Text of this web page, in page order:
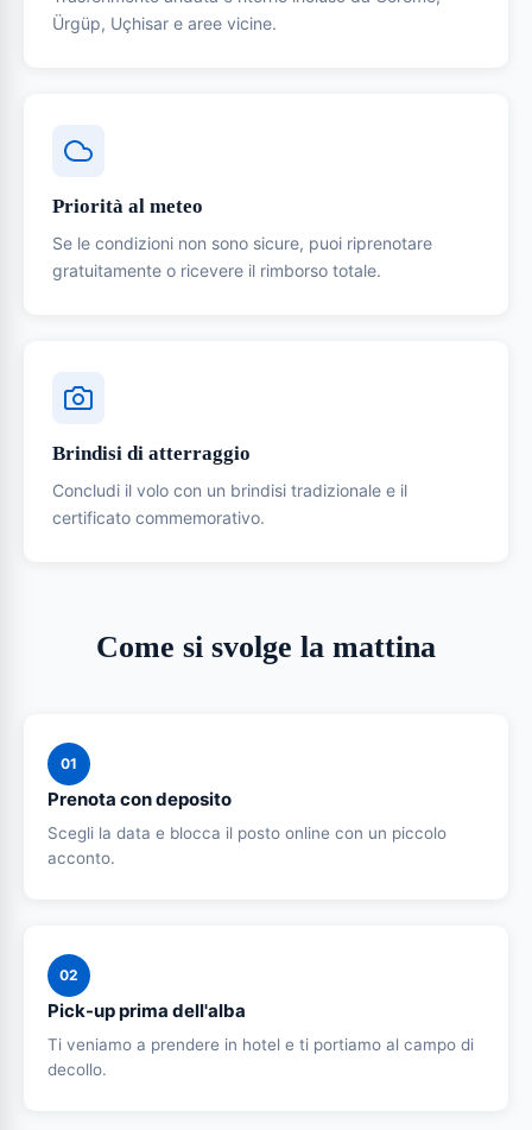
Ürgüp, Uçhisar e aree vicine.
Priorità al meteo
Se le condizioni non sono sicure, puoi riprenotare
gratuitamente o ricevere il rimborso totale.
Brindisi di atterraggio
Concludi il volo con un brindisi tradizionale e il
certificato commemorativo.
Come si svolge la mattina
01
Prenota con deposito
Scegli la data e blocca il posto online con un piccolo
acconto.
02
Pick-up prima dell'alba
Ti veniamo a prendere in hotel e ti portiamo al campo di
decollo.